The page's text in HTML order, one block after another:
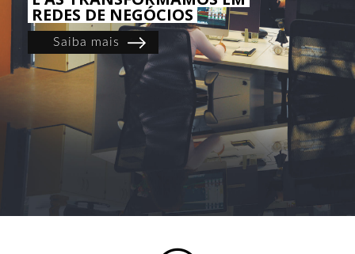
REDES DE NEGÓCIOS
Saiba mais